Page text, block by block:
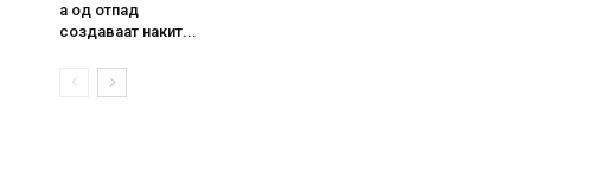
а од отпад
создаваат накит...